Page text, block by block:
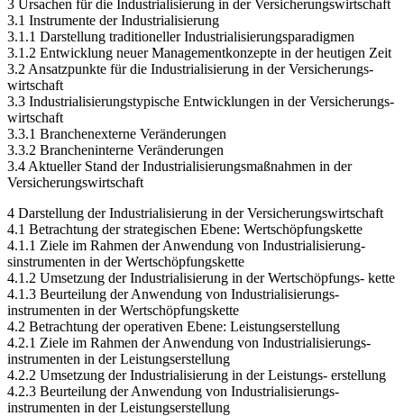
3 Ursachen für die Industrialisierung in der Versicherungswirtschaft
3.1 Instrumente der Industrialisierung
3.1.1 Darstellung traditioneller Industrialisierungsparadigmen
3.1.2 Entwicklung neuer Managementkonzepte in der heutigen Zeit
3.2 Ansatzpunkte für die Industrialisierung in der Versicherungs-
wirtschaft
3.3 Industrialisierungstypische Entwicklungen in der Versicherungs-
wirtschaft
3.3.1 Branchenexterne Veränderungen
3.3.2 Brancheninterne Veränderungen
3.4 Aktueller Stand der Industrialisierungsmaßnahmen in der
Versicherungswirtschaft
4 Darstellung der Industrialisierung in der Versicherungswirtschaft
4.1 Betrachtung der strategischen Ebene: Wertschöpfungskette
4.1.1 Ziele im Rahmen der Anwendung von Industrialisierung-
sinstrumenten in der Wertschöpfungskette
4.1.2 Umsetzung der Industrialisierung in der Wertschöpfungs- kette
4.1.3 Beurteilung der Anwendung von Industrialisierungs-
instrumenten in der Wertschöpfungskette
4.2 Betrachtung der operativen Ebene: Leistungserstellung
4.2.1 Ziele im Rahmen der Anwendung von Industrialisierungs-
instrumenten in der Leistungserstellung
4.2.2 Umsetzung der Industrialisierung in der Leistungs- erstellung
4.2.3 Beurteilung der Anwendung von Industrialisierungs-
instrumenten in der Leistungserstellung